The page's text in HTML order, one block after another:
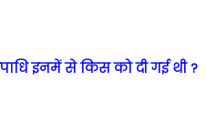
इनमें से किस को दी गई थी ?